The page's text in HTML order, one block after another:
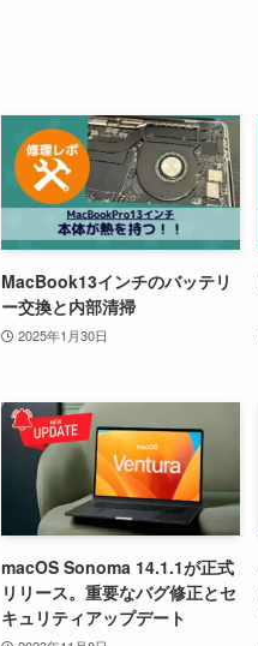
MacBook13インチのバッテリ
ー交換と内部清掃
2025年1月30日
macOS Sonoma 14.1.1が正式
リリース。重要なバグ修正とセ
キュリティアップデート